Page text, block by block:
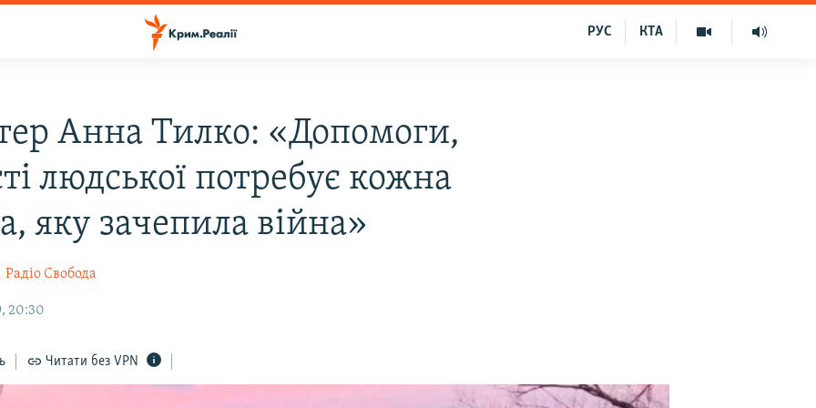
КТА
РУС
Анна Тилко: «Допомоги,
людської потребує кожна
яку зачепила війна»
Радіо Свобода
20:30
Читати без VPN